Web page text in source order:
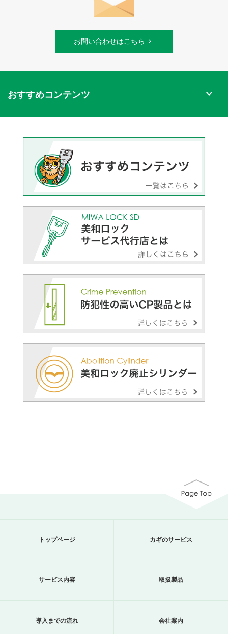
お問い合わせはこちら
おすすめコンテンツ
トップページ カギのサービス
サービス内容 取扱製品
導入までの流れ 会社案内